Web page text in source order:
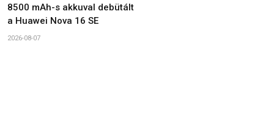
8500 mAh-s akkuval debütált
a Huawei Nova 16 SE
2026-08-07